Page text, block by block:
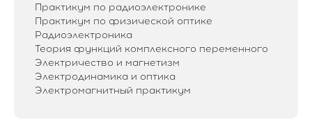
Практикум по радиоэлектронике
Практикум по физической оптике
Радиоэлектроника
Теория функций комплексного переменного
Электричество и магнетизм
Электродинамика и оптика
Электромагнитный практикум